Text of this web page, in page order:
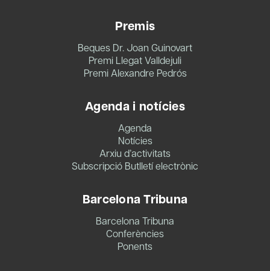
Premis
Beques Dr. Joan Guinovart
Premi Llegat Valldejuli
Premi Alexandre Pedrós
Agenda i notícies
Agenda
Notícies
Arxiu d’activitats
Subscripció Butlletí electrònic
Barcelona Tribuna
Barcelona Tribuna
Conferències
Ponents